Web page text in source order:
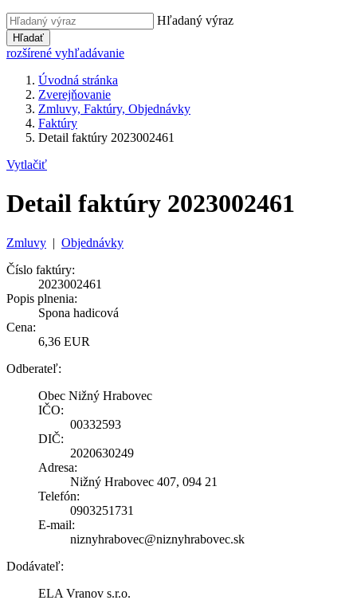
Hľadaný výraz
Hľadať
rozšírené vyhľadávanie
Úvodná stránka
Zverejňovanie
Zmluvy, Faktúry, Objednávky
Faktúry
Detail faktúry 2023002461
Vytlačiť
Detail faktúry 2023002461
Zmluvy | Objednávky
Číslo faktúry:
2023002461
Popis plnenia:
Spona hadicová
Cena:
6,36 EUR
Odberateľ:
Obec Nižný Hrabovec
IČO:
00332593
DIČ:
2020630249
Adresa:
Nižný Hrabovec 407, 094 21
Telefón:
0903251731
E-mail:
niznyhrabovec@niznyhrabovec.sk
Dodávateľ:
ELA Vranov s.r.o.